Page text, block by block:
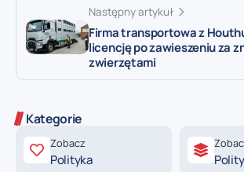
Następny artykuł
Firma transportowa z
licencję po zawieszeniu za
zwierzętami
Kategorie
Zobacz
Polityka